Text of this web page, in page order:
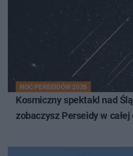
NOC PERSEIDÓW 2026
Kosmiczny spektakl nad
zobaczysz Perseidy w całej